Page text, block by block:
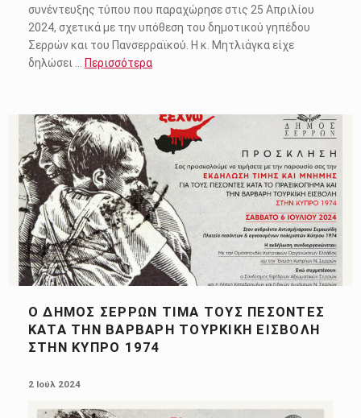
συνέντευξης τύπου που παραχώρησε στις 25 Απριλίου
2024, σχετικά με την υπόθεση του δημοτικού γηπέδου
Σερρών και του Πανσερραϊκού. Η κ. Μητλιάγκα είχε
δηλώσει … Περισσότερα
Ο ΔΉΜΟΣ ΣΕΡΡΏΝ ΤΙΜΆ ΤΟΥΣ ΠΕΣΌΝΤΕΣ
ΚΑΤΆ ΤΗΝ ΒΆΡΒΑΡΗ ΤΟΥΡΚΙΚΉ ΕΙΣΒΟΛΉ
ΣΤΗΝ ΚΎΠΡΟ 1974
2 Ιούλ 2024